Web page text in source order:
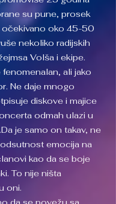
su pune, prosek
očekivano oko 45-50
nekoliko radijskih
Volša i ekipe.
ali jako
Ne daje mnogo
diskove i majice
odmah ulazi u
je samo on takav, ne
emocija na
kao da se boje
To nije ništa
oni.